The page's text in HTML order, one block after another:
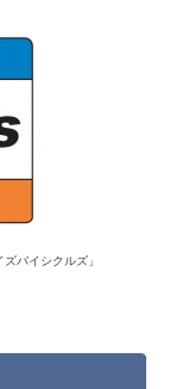
バイシクルズ」